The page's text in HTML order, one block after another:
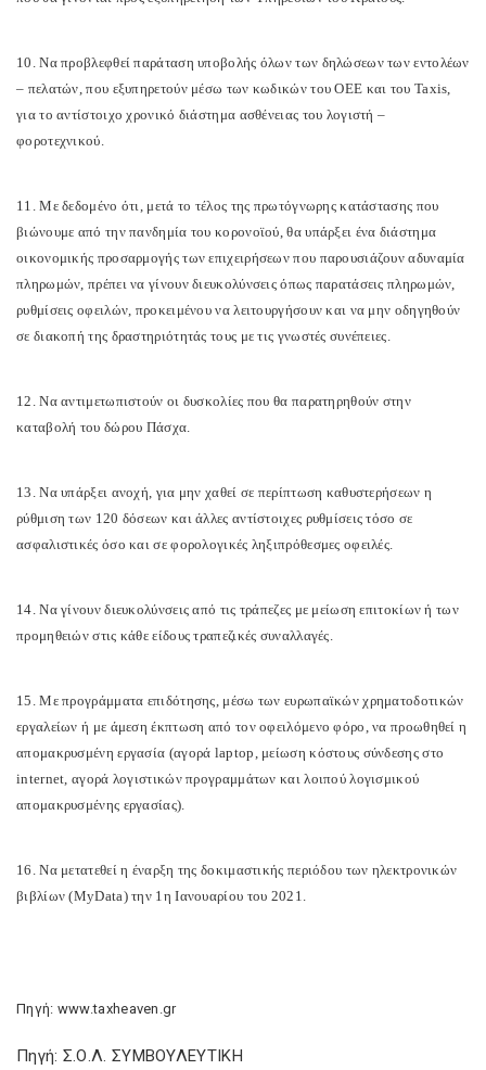
10. Να προβλεφθεί παράταση υποβολής όλων των δηλώσεων των εντολέων
– πελατών, που εξυπηρετούν μέσω των κωδικών του ΟΕΕ και του Taxis,
για το αντίστοιχο χρονικό διάστημα ασθένειας του λογιστή –
φοροτεχνικού.
11. Με δεδομένο ότι, μετά το τέλος της πρωτόγνωρης κατάστασης που
βιώνουμε από την πανδημία του κορονοϊού, θα υπάρξει ένα διάστημα
οικονομικής προσαρμογής των επιχειρήσεων που παρουσιάζουν αδυναμία
πληρωμών, πρέπει να γίνουν διευκολύνσεις όπως παρατάσεις πληρωμών,
ρυθμίσεις οφειλών, προκειμένου να λειτουργήσουν και να μην οδηγηθούν
σε διακοπή της δραστηριότητάς τους με τις γνωστές συνέπειες.
12. Να αντιμετωπιστούν οι δυσκολίες που θα παρατηρηθούν στην
καταβολή του δώρου Πάσχα.
13. Να υπάρξει ανοχή, για μην χαθεί σε περίπτωση καθυστερήσεων η
ρύθμιση των 120 δόσεων και άλλες αντίστοιχες ρυθμίσεις τόσο σε
ασφαλιστικές όσο και σε φορολογικές ληξιπρόθεσμες οφειλές.
14. Να γίνουν διευκολύνσεις από τις τράπεζες με μείωση επιτοκίων ή των
προμηθειών στις κάθε είδους τραπεζικές συναλλαγές.
15. Με προγράμματα επιδότησης, μέσω των ευρωπαϊκών χρηματοδοτικών
εργαλείων ή με άμεση έκπτωση από τον οφειλόμενο φόρο, να προωθηθεί η
απομακρυσμένη εργασία (αγορά laptop, μείωση κόστους σύνδεσης στο
internet, αγορά λογιστικών προγραμμάτων και λοιπού λογισμικού
απομακρυσμένης εργασίας).
16. Να μετατεθεί η έναρξη της δοκιμαστικής περιόδου των ηλεκτρονικών
βιβλίων (MyData) την 1η Ιανουαρίου του 2021.
Πηγή: www.taxheaven.gr
Πηγή: Σ.Ο.Λ. ΣΥΜΒΟΥΛΕΥΤΙΚΗ